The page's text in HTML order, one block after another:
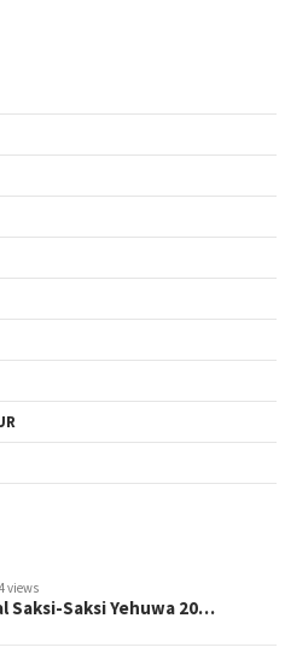
views
Saksi-Saksi Yehuwa 20…